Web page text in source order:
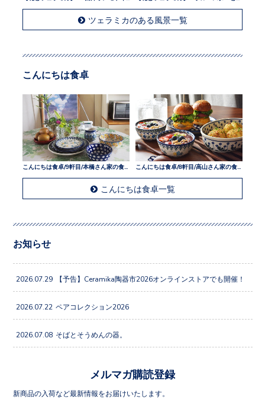
ツェラミカのある風景一覧
こんにちは食卓/8軒目/高山さん家の食卓
こんにちは食卓一覧
ご希望の方はメールアドレスをご入力し「登録」してください。